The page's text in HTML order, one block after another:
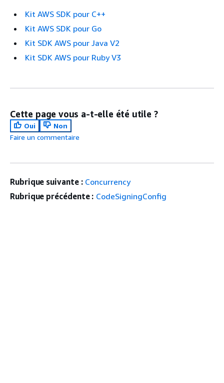
Kit AWS SDK pour C++
Kit AWS SDK pour Go
Kit SDK AWS pour Java V2
Kit SDK AWS pour Ruby V3
Cette page vous a-t-elle été utile ?
Oui
Non
Faire un commentaire
Rubrique suivante : Concurrency
Rubrique précédente : CodeSigningConfig